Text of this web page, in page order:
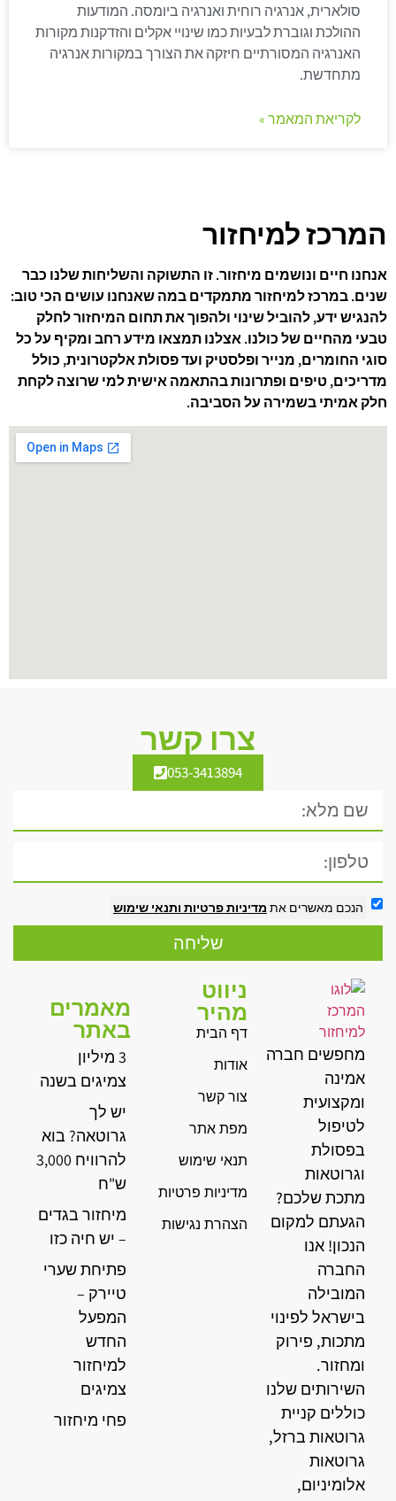
סולארית, אנרגיה רוחית ואנרגיה ביומסה. המודעות
ההולכת וגוברת לבעיות כמו שינויי אקלים והזדקנות מקורות
האנרגיה המסורתיים חיזקה את הצורך במקורות אנרגיה
מתחדשת.
לקריאת המאמר »
המרכז למיחזור
אנחנו חיים ונושמים מיחזור. זו התשוקה והשליחות שלנו כבר
שנים. במרכז למיחזור מתמקדים במה שאנחנו עושים הכי טוב:
להנגיש ידע, להוביל שינוי ולהפוך את תחום המיחזור לחלק
טבעי מהחיים של כולנו. אצלנו תמצאו מידע רחב ומקיף על כל
סוגי החומרים, מנייר ופלסטיק ועד פסולת אלקטרונית, כולל
מדריכים, טיפים ופתרונות בהתאמה אישית למי שרוצה לקחת
חלק אמיתי בשמירה על הסביבה.
צרו קשר
053-3413894
הנכם מאשרים את מדיניות פרטיות ותנאי שימוש
שליחה
מחפשים חברה
אמינה
ומקצועית
לטיפול
בפסולת
וגרוטאות
מתכת שלכם?
הגעתם למקום
הנכון! אנו
החברה
המובילה
בישראל לפינוי
מתכות, פירוק
ומחזור.
השירותים שלנו
כוללים קניית
גרוטאות ברזל,
גרוטאות
אלומיניום,
ניווט
מהיר
דף הבית
אודות
צור קשר
מפת אתר
תנאי שימוש
מדיניות פרטיות
הצהרת נגישות
מאמרים
באתר
3 מיליון
צמיגים בשנה
יש לך
גרוטאה? בוא
להרוויח 3,000
ש"ח
מיחזור בגדים
– יש חיה כזו
פתיחת שערי
טיירק –
המפעל
החדש
למיחזור
צמיגים
פחי מיחזור